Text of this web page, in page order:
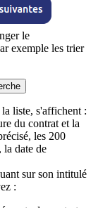
le
exemple les trier
liste, s'affichent :
du contrat et la
les 200
la date de
sur son intitulé
: